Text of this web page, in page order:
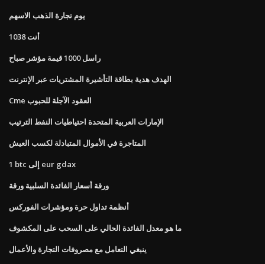
يوم تجارة الذهب الاسهم
أنت 1038
راسل 1000 قيمة مؤشر صباح
الهدف هدية بطاقة التأشيرة المشتريات عبر الإنترنت
Cme العقود الآجلة للحبوب
الإمارات العربية المتحدة احتياطيات النفط الترتيب
المتاجرة في الأموال المتبادلة لكسب العيش
1 btc إلى eur gdax
ورقة أسعار الفائدة السلبية ورقة
أنظمة تداول حرة ومؤشرات الفوركس
ما هو معدل الفائدة الحالي على السحب على المكشوف
ينبغي التعامل مع مصروفات التجارة والأعمال